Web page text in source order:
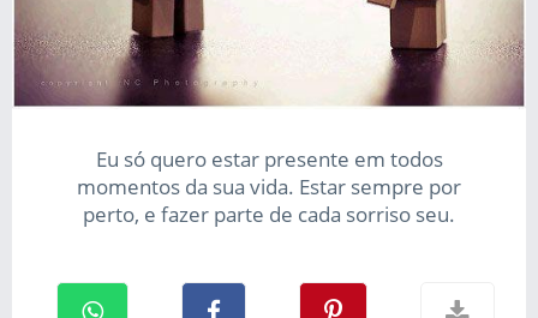
Eu só quero estar presente em todos
momentos da sua vida. Estar sempre por
perto, e fazer parte de cada sorriso seu.